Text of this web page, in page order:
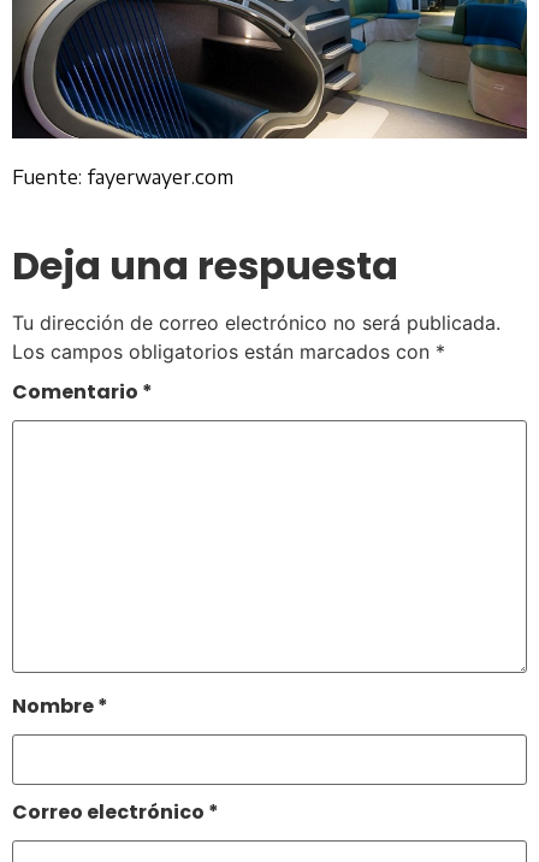
Fuente: fayerwayer.com
Deja una respuesta
Tu dirección de correo electrónico no será publicada.
Los campos obligatorios están marcados con *
Comentario *
Nombre*
Correo electrónico *